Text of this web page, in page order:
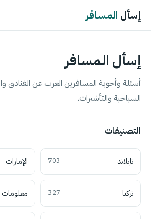
إسأل المسافر
إسأل المسافر
أسئلة وأجوبة المسافرين العرب عن الفنادق
السياحية والتأشيرات.
التصنيفات
تايلاند 703 الإمارات
تركيا 327